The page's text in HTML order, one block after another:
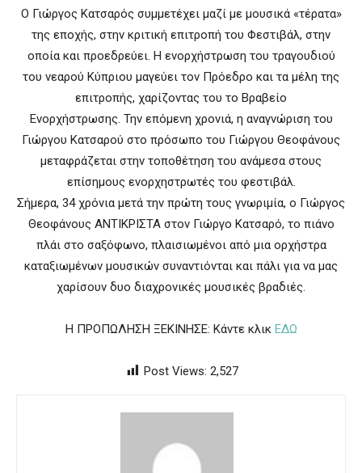
Ο Γιώργος Κατσαρός συμμετέχει μαζί με μουσικά «τέρατα»
της εποχής, στην κριτική επιτροπή του Φεστιβάλ, στην
οποία και προεδρεύει. Η ενορχήστρωση του τραγουδιού
του νεαρού Κύπριου μαγεύει τον Πρόεδρο και τα μέλη της
επιτροπής, χαρίζοντας του το Βραβείο
Ενορχήστρωσης. Την επόμενη χρονιά, η αναγνώριση του
Γιώργου Κατσαρού στο πρόσωπο του Γιώργου Θεοφάνους
μεταφράζεται στην τοποθέτηση του ανάμεσα στους
επίσημους ενορχηστρωτές του φεστιβάλ.
Σήμερα, 34 χρόνια μετά την πρώτη τους γνωριμία, ο Γιώργος
Θεοφάνους ΑΝΤΙΚΡΙΣΤΑ στον Γιώργο Κατσαρό, το πιάνο
πλάι στο σαξόφωνο, πλαισιωμένοι από μια ορχήστρα
καταξιωμένων μουσικών συναντιόνται και πάλι για να μας
χαρίσουν δυο διαχρονικές μουσικές βραδιές.
Η ΠΡΟΠΩΛΗΣΗ ΞΕΚΙΝΗΣΕ: Κάντε κλικ ΕΔΩ
Post Views: 2,527